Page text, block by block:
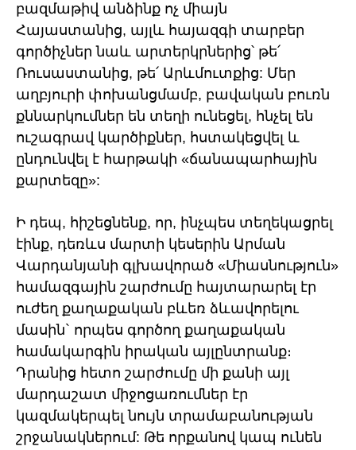
բազմաթիվ անձինք ոչ միայն
Հայաստանից, այլև հայազգի տարբեր
գործիչներ նաև արտերկրներից՝ թե՛
Ռուսաստանից, թե՛ Արևմուտքից: Մեր
աղբյուրի փոխանցմամբ, բավական բուռն
քննարկումներ են տեղի ունեցել, հնչել են
ուշագրավ կարծիքներ, հստակեցվել և
ընդունվել է հարթակի «ճանապարհային
քարտեզը»:
Ի դեպ, հիշեցնենք, որ, ինչպես տեղեկացրել
էինք, դեռևս մարտի կեսերին Արման
Վարդանյանի գլխավորած «Միասնություն»
համազգային շարժումը հայտարարել էր
ուժեղ քաղաքական բևեռ ձևավորելու
մասին` որպես գործող քաղաքական
համակարգին իրական այլընտրանք։
Դրանից հետո շարժումը մի քանի այլ
մարդաշատ միջոցառումներ էր
կազմակերպել նույն տրամաբանության
շրջանակներում: Թե որքանով կապ ունեն